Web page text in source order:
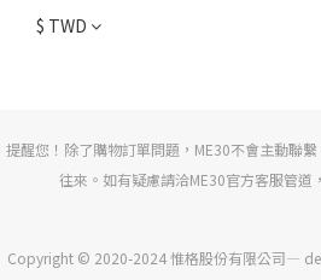
$ TWD
提醒您！除了購物訂單問題，ME30不會主動聯
往來。如有疑慮請洽ME30官方客服管道
Copyright © 2020-2024 惟格股份有限公司—